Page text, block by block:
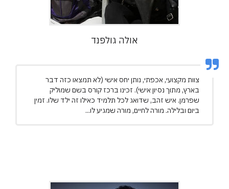
אולה גולפנד
צוות מקצועי, אכפתי, נותן יחס אישי (לא תמצאו כזה דבר
בארץ, מתוך נסיון אישי). זכינו ברכז קורס בשם שמוליק
שפרמן. איש זהב, שדואג לכל תלמיד כאילו זה ילד שלו. זמין
ביום ובלילה. מורה לחיים, מורה שמגיע לו...